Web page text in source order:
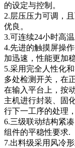
的设定与控制。
2.层压压力可调，
优良。
3.可连续24小时高温
4.先进的触摸屏操
加迅速，性能更加
5.采用完全人性化
多处检测开关，在
在输入平台上，按
主机进行封装、固
行下一工序的处理
6.三级联动结构紧
组件的平稳性要求.
7.出料级采用风冷